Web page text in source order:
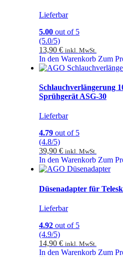
Lieferbar
5.00 out of 5
(5.0/5)
13,90 € inkl. MwSt.
In den Warenkorb Zum
Schlauchverlängerung
Sprühgerät ASG-30
Lieferbar
4.79 out of 5
(4.8/5)
39,90 € inkl. MwSt.
In den Warenkorb Zum
Düsenadapter für
Lieferbar
4.92 out of 5
(4.9/5)
14,90 € inkl. MwSt.
In den Warenkorb Zum